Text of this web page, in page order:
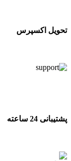
تحویل اکسپرس
پشتیبانی 24 ساعته